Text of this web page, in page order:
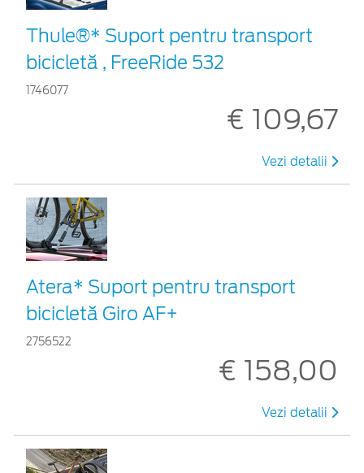
Thule®* Suport pentru transport
bicicletă , FreeRide 532
1746077
€ 109,67
Vezi detalii
Atera* Suport pentru transport
bicicletă Giro AF+
2756522
€ 158,00
Vezi detalii